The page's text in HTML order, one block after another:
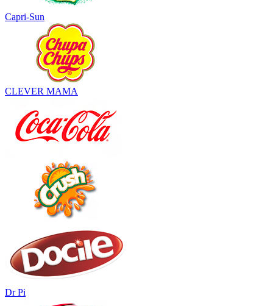
Capri-Sun
CLEVER MAMA
Dr Pi